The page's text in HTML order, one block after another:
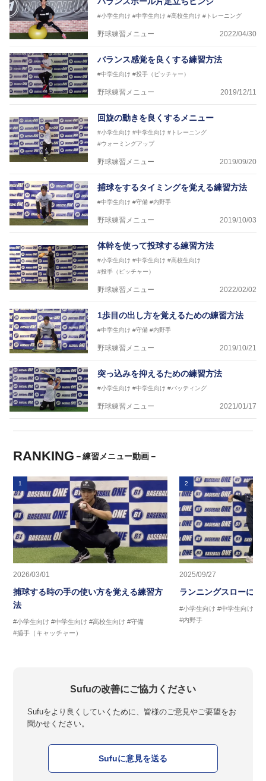
#小学生向け #中学生向け #高校生向け #トレーニング
野球練習メニュー 2022/04/30
バランス感覚を良くする練習方法
#中学生向け #投手（ピッチャー）
野球練習メニュー 2019/12/11
回旋の動きを良くするメニュー
#小学生向け #中学生向け #トレーニング
#ウォーミングアップ
野球練習メニュー 2019/09/20
捕球をするタイミングを覚える練習方法
#中学生向け #守備 #内野手
野球練習メニュー 2019/10/03
体幹を使って投球する練習方法
#小学生向け #中学生向け #高校生向け
#投手（ピッチャー）
野球練習メニュー 2022/02/02
1歩目の出し方を覚えるための練習方法
#中学生向け #守備 #内野手
野球練習メニュー 2019/10/21
突っ込みを抑えるための練習方法
#小学生向け #中学生向け #バッティング
野球練習メニュー 2021/01/17
RANKING －練習メニュー動画－
1
2026/03/01
捕球する時の手の使い方を覚える練習方
法
#小学生向け #中学生向け #高校生向け #守備
#捕手（キャッチャー）
2
2025/09/27
ランニングスローに繋
#小学生向け #中学生向け
#内野手
Sufuの改善にご協力ください
Sufuをより良くしていくために、皆様のご意見やご要望をお
聞かせください。
Sufuに意見を送る